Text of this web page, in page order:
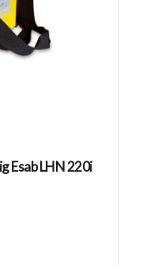
Esab LHN 220i